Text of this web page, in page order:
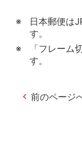
日本郵便は
す。
「フレーム
す。
前のページ